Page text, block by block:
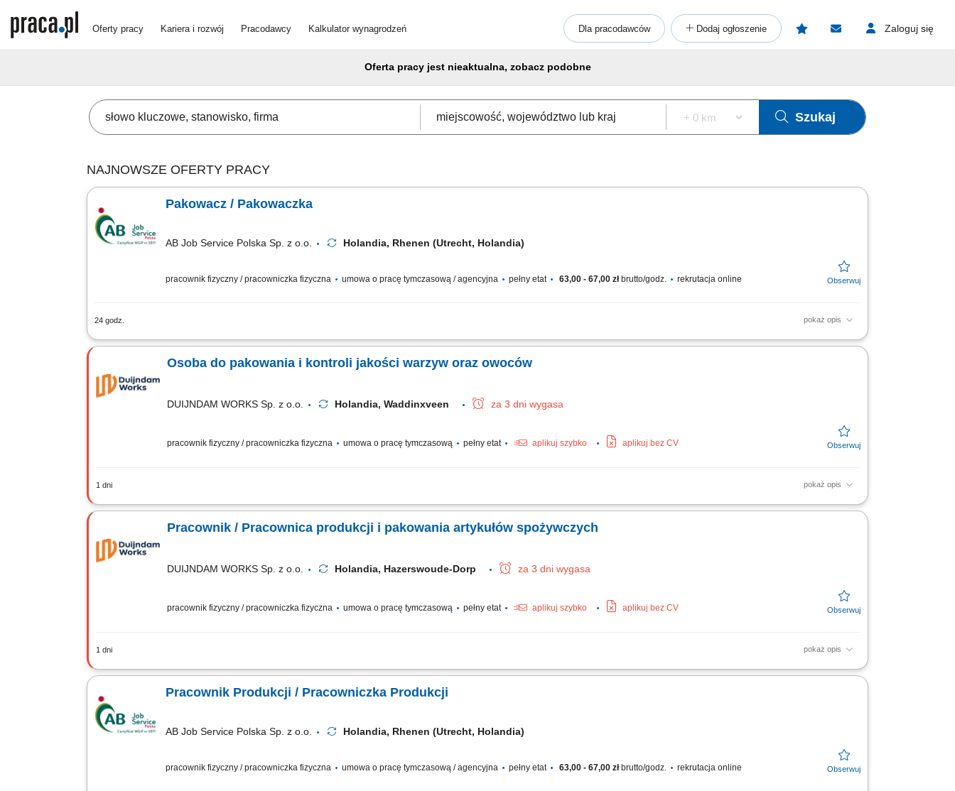
Oferty pracy Kariera i rozwój Pracodawcy Kalkulator wynagrodzeń Dla pracodawców Dodaj ogłoszenie Zaloguj się
Oferta pracy jest nieaktualna, zobacz podobne
Szukaj
NAJNOWSZE OFERTY PRACY
Pakowacz / Pakowaczka
AB Job Service Polska Sp. z o.o. Holandia, Rhenen (Utrecht, Holandia)
pracownik fizyczny / pracowniczka fizyczna umowa o pracę tymczasową / agencyjna pełny etat 63,00 - 67,00 złbrutto/godz. rekrutacja online
24 godz. pokaż opis
Zadania: Tworzenie mas powlekających (karmel, miód, zioła) na podstawie specyfikacji; Procesowe obrabianie, chłodzenie i glazurowanie bakalii; Konfekcjonowanie
Osoba do pakowania i kontroli jakości warzyw oraz owoców
DUIJNDAM WORKS Sp. z o.o. Holandia, Waddinxveen za 3 dni wygasa
pracownik fizyczny / pracowniczka fizyczna umowa o pracę tymczasową pełny etat aplikuj szybko aplikuj bez CV
1 dni pokaż opis
Zadania Weryfikacja stanu świeżości produktów i odrzucanie sztuk niespełniających norm; Sortowanie oraz pakowanie asortymentu roślinnego według wytycznych
Pracownik / Pracownica produkcji i pakowania artykułów spożywczych
DUIJNDAM WORKS Sp. z o.o. Holandia, Hazerswoude-Dorp za 3 dni wygasa
pracownik fizyczny / pracowniczka fizyczna umowa o pracę tymczasową pełny etat aplikuj szybko aplikuj bez CV
1 dni pokaż opis
Zadania Przeładunek oraz otwieranie opakowań zbiorczych z surowcami; Odmierzanie właściwej porcji i przygotowywanie bakalii, orzechów oraz słodyczy;
Pracownik Produkcji / Pracowniczka Produkcji
AB Job Service Polska Sp. z o.o. Holandia, Rhenen (Utrecht, Holandia)
pracownik fizyczny / pracowniczka fizyczna umowa o pracę tymczasową / agencyjna pełny etat 63,00 - 67,00 złbrutto/godz. rekrutacja online